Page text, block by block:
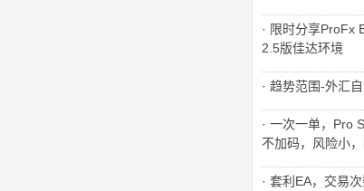
· 限时分享ProFx
2.5版佳达环境
· 趋势范围-外汇
· 一次一单，Pro
不加码，风险小
· 套利EA，交易